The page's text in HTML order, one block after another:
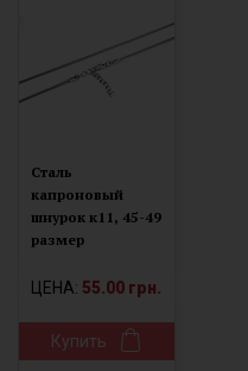
Сталь
капроновый
шнурок к11, 45-49
размер
ЦЕНА: 55.00 грн.
Купить